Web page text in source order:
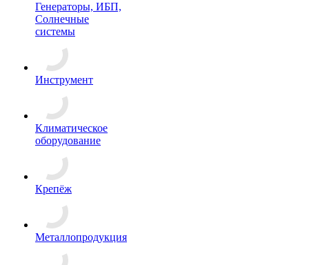
Генераторы, ИБП,
Солнечные
системы
Инструмент
Климатическое
оборудование
Крепёж
Металлопродукция